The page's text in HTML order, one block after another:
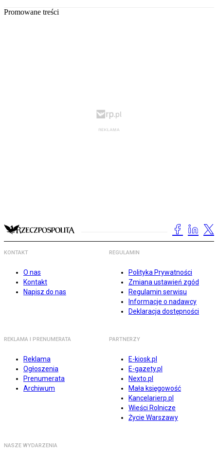
Promowane treści
KONTAKT
O nas
Kontakt
Napisz do nas
REGULAMIN
Polityka Prywatności
Zmiana ustawień zgód
Regulamin serwisu
Informacje o nadawcy
Deklaracja dostępności
REKLAMA I PRENUMERATA
Reklama
Ogłoszenia
Prenumerata
Archiwum
PARTNERZY
E-kiosk.pl
E-gazety.pl
Nexto.pl
Mała księgowość
Kancelarierp.pl
Wieści Rolnicze
Życie Warszawy
NASZE WYDARZENIA